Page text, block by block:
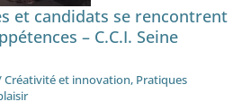
et candidats se rencontrent
– C.C.I. Seine
Créativité et innovation, Pratiques